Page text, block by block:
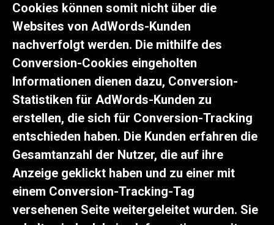
Cookies können somit nicht über die
Websites von AdWords-Kunden
nachverfolgt werden. Die mithilfe des
Conversion-Cookies eingeholten
Informationen dienen dazu, Conversion-
Statistiken für AdWords-Kunden zu
erstellen, die sich für Conversion-Tracking
entschieden haben. Die Kunden erfahren die
Gesamtanzahl der Nutzer, die auf ihre
Anzeige geklickt haben und zu einer mit
einem Conversion-Tracking-Tag
versehenen Seite weitergeleitet wurden. Sie